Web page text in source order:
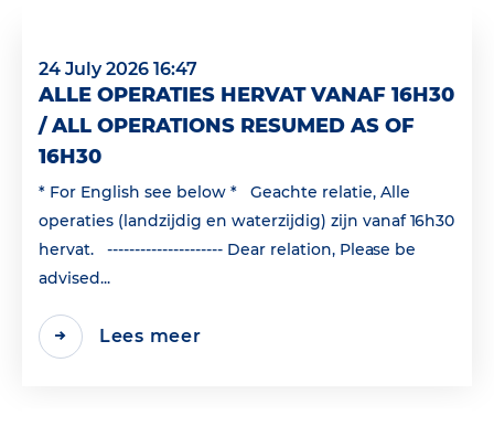
24 July 2026 16:47
ALLE OPERATIES HERVAT VANAF 16H30
/ ALL OPERATIONS RESUMED AS OF
16H30
* For English see below * Geachte relatie, Alle
operaties (landzijdig en waterzijdig) zijn vanaf 16h30
hervat. --------------------- Dear relation, Please be
advised...
Lees meer